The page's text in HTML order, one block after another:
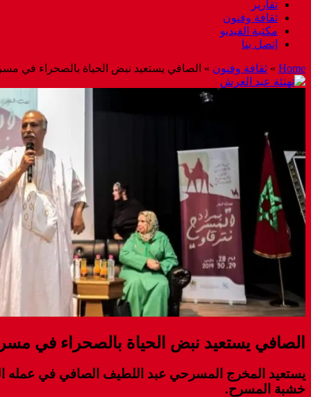
تقارير
ثقافة وفنون
مكتبة الفيديو
إتصل بنا
Home
» ثقافة وفنون » الصافي يستعيد نبض الحياة بالصحراء في
الصافي يستعيد نبض الحياة بالصحراء في
يستعيد المخرج المسرحي عبد اللطيف الصافي في عمله
خشبة المسرح.